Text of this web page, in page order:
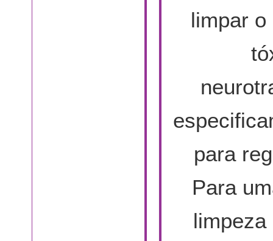
limpar
para
Para